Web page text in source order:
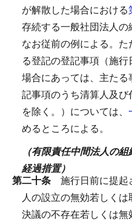
が解散した場合における
存続する一般社団法人の
なお従前の例による。 た
る登記の登記事項（施
場合にあっては、主た
記事項のうち清算人及
を除く。）については、
めるところによる。
（有限責任中間法人の
経過措置）
第二十条 施行日前に提
人の設立の無効若しく
決議の不存在若しくは